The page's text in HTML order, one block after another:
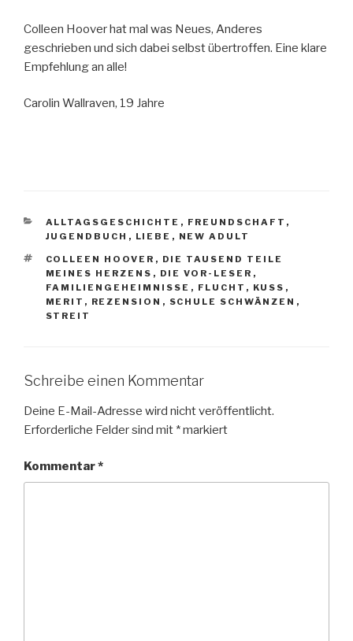
Colleen Hoover hat mal was Neues, Anderes
geschrieben und sich dabei selbst übertroffen. Eine klare
Empfehlung an alle!
Carolin Wallraven, 19 Jahre
KATEGORIEN
ALLTAGSGESCHICHTE , FREUNDSCHAFT ,
JUGENDBUCH , LIEBE , NEW ADULT
SCHLAGWÖRTER
COLLEEN HOOVER , DIE TAUSEND TEILE
MEINES HERZENS , DIE VOR-LESER ,
FAMILIENGEHEIMNISSE , FLUCHT , KUSS ,
MERIT , REZENSION , SCHULE SCHWÄNZEN ,
STREIT
Schreibe einen Kommentar
Deine E-Mail-Adresse wird nicht veröffentlicht.
Erforderliche Felder sind mit *markiert
Kommentar*